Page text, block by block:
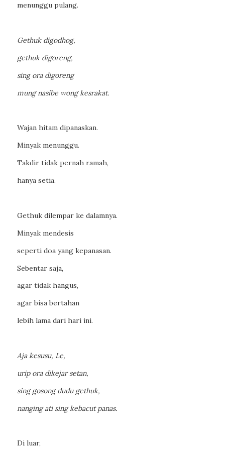
menunggu pulang.
Gethuk digodhog,
gethuk digoreng,
sing ora digoreng
mung nasibe wong kesrakat.
Wajan hitam dipanaskan.
Minyak menunggu.
Takdir tidak pernah ramah,
hanya setia.
Gethuk dilempar ke dalamnya.
Minyak mendesis
seperti doa yang kepanasan.
Sebentar saja,
agar tidak hangus,
agar bisa bertahan
lebih lama dari hari ini.
Aja kesusu, Le,
urip ora dikejar setan,
sing gosong dudu gethuk,
nanging ati sing kebacut panas.
Di luar,